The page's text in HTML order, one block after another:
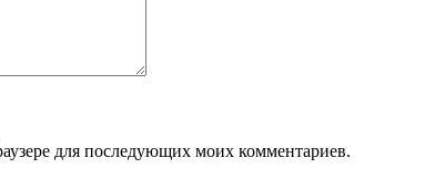
для последующих моих комментариев.